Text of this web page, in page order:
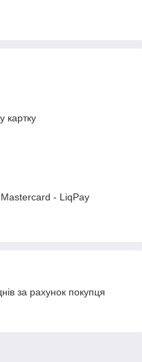
картку
- LiqPay
за рахунок покупця